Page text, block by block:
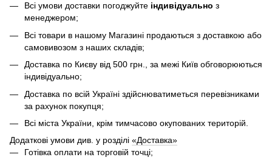
Всі умови доставки погоджуйте індивідуально з
менеджером;
Всі товари в нашому Магазині продаються з доставкою або
самовивозом з наших складів;
Доставка по Києву від 500 грн., за межі Київ обговорюються
індивідуально;
Доставка по всій Україні здійснюватиметься перевізниками
за рахунок покупця;
Всі міста України, крім тимчасово окупованих територій.
Додаткові умови див. у розділі «Доставка»
Готівка оплати на торговій точці;